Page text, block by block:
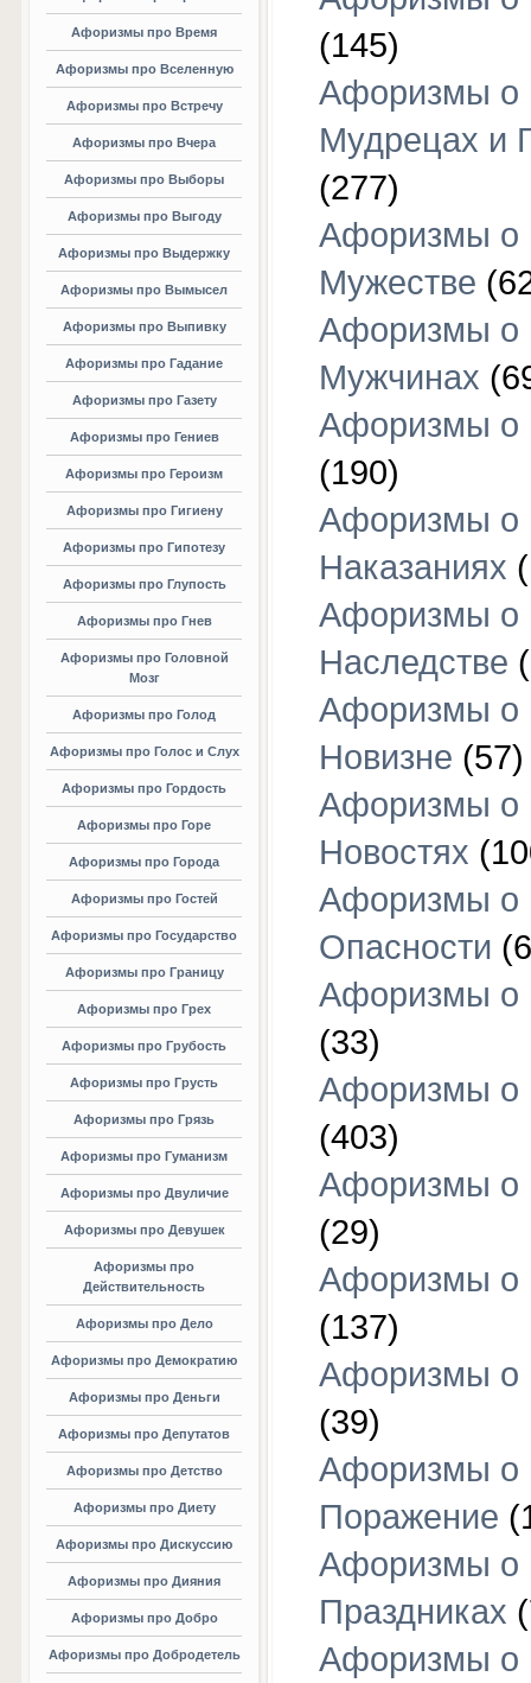
Афоризмы про Время
Афоризмы про Вселенную
Афоризмы про Встречу
Афоризмы про Вчера
Афоризмы про Выборы
Афоризмы про Выгоду
Афоризмы про Выдержку
Афоризмы про Вымысел
Афоризмы про Выпивку
Афоризмы про Гадание
Афоризмы про Газету
Афоризмы про Гениев
Афоризмы про Героизм
Афоризмы про Гигиену
Афоризмы про Гипотезу
Афоризмы про Глупость
Афоризмы про Гнев
Афоризмы про Головной
Мозг
Афоризмы про Голод
Афоризмы про Голос и Слух
Афоризмы про Гордость
Афоризмы про Горе
Афоризмы про Города
Афоризмы про Гостей
Афоризмы про Государство
Афоризмы про Границу
Афоризмы про Грех
Афоризмы про Грубость
Афоризмы про Грусть
Афоризмы про Грязь
Афоризмы про Гуманизм
Афоризмы про Двуличие
Афоризмы про Девушек
Афоризмы про
Действительность
Афоризмы про Дело
Афоризмы про Демократию
Афоризмы про Деньги
Афоризмы про Депутатов
Афоризмы про Детство
Афоризмы про Диету
Афоризмы про Дискуссию
Афоризмы про Дияния
Афоризмы про Добро
Афоризмы про Добродетель
(145)
Афоризмы о
Мудрецах и
(277)
Афоризмы о
Мужестве
Афоризмы о
Мужчинах
Афоризмы о
(190)
Афоризмы о
Наказаниях
Афоризмы о
Наследстве
Афоризмы о
Новизне (57)
Афоризмы о
Новостях
Афоризмы о
Опасности
Афоризмы о
(33)
Афоризмы
(403)
Афоризмы о
(29)
Афоризмы о
(137)
Афоризмы о
(39)
Афоризмы о
Поражение
Афоризмы о
Праздниках
Афоризмы о